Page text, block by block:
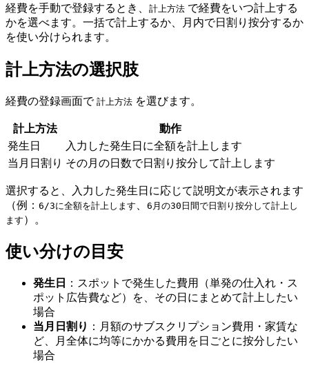
経費を手動で登録するとき、 計上方法 で経費をいつ計上する
かを選べます。一括で計上するか、月内で日割り按分するか
を使い分けられます。
計上方法の選択肢
経費の登録画面で 計上方法 を選びます。
計上方法
動作
発生日
入力した発生日に全額を計上します
当月日割り その月の日数で日割り按分して計上します
選択すると、入力した発生日に応じて説明文が表示されます
（例： 6/3に全額を計上します
6月の30日間で日割り按分して計上し
ます ）。
使い分けの目安
発生日
：スポットで発生した費用（単発の仕入れ・ス
ポット広告費など）を、その日にまとめて計上したい
場合
当月日割り ：月額のサブスクリプション費用・家賃な
ど、月全体に均等にかかる費用を日ごとに按分したい
場合